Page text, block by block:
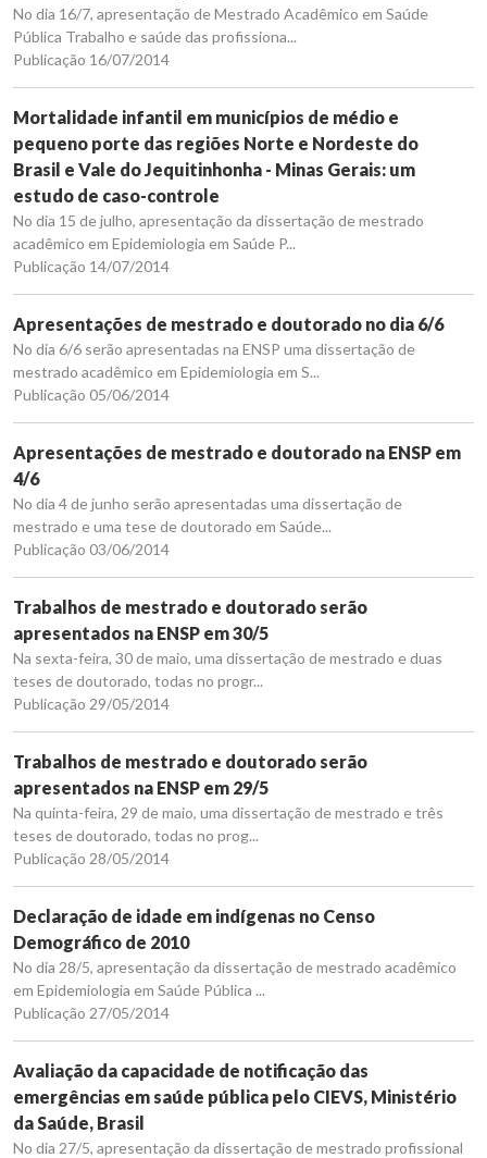
No dia 16/7, apresentação de Mestrado Acadêmico em Saúde
Pública Trabalho e saúde das profissiona...
Publicação 16/07/2014
Mortalidade infantil em municípios de médio e
pequeno porte das regiões Norte e Nordeste do
Brasil e Vale do Jequitinhonha - Minas Gerais: um
estudo de caso-controle
No dia 15 de julho, apresentação da dissertação de mestrado
acadêmico em Epidemiologia em Saúde P...
Publicação 14/07/2014
Apresentações de mestrado e doutorado no dia 6/6
No dia 6/6 serão apresentadas na ENSP uma dissertação de
mestrado acadêmico em Epidemiologia em S...
Publicação 05/06/2014
Apresentações de mestrado e doutorado na ENSP em
4/6
No dia 4 de junho serão apresentadas uma dissertação de
mestrado e uma tese de doutorado em Saúde...
Publicação 03/06/2014
Trabalhos de mestrado e doutorado serão
apresentados na ENSP em 30/5
Na sexta-feira, 30 de maio, uma dissertação de mestrado e duas
teses de doutorado, todas no progr...
Publicação 29/05/2014
Trabalhos de mestrado e doutorado serão
apresentados na ENSP em 29/5
Na quinta-feira, 29 de maio, uma dissertação de mestrado e três
teses de doutorado, todas no prog...
Publicação 28/05/2014
Declaração de idade em indígenas no Censo
Demográfico de 2010
No dia 28/5, apresentação da dissertação de mestrado acadêmico
em Epidemiologia em Saúde Pública ...
Publicação 27/05/2014
Avaliação da capacidade de notificação das
emergências em saúde pública pelo CIEVS, Ministério
da Saúde, Brasil
No dia 27/5, apresentação da dissertação de mestrado profissional